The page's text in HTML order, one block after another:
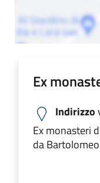
Ex
Indirizzo
Ex monasteri
da